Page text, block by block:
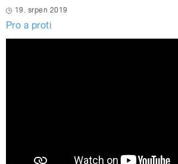
19. srpen 2019
Pro a proti